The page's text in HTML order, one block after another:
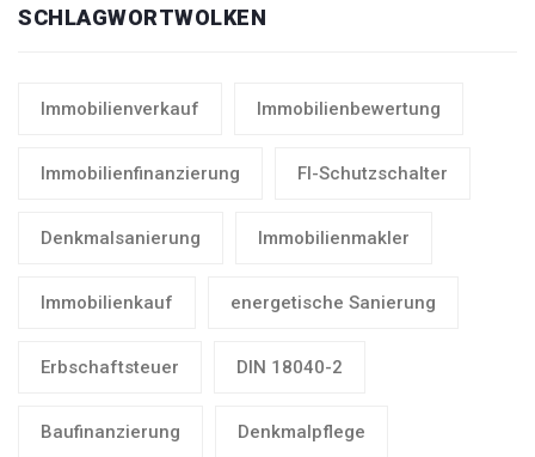
SCHLAGWORTWOLKEN
Immobilienverkauf Immobilienbewertung
Immobilienfinanzierung FI-Schutzschalter
Denkmalsanierung Immobilienmakler
Immobilienkauf energetische Sanierung
Erbschaftsteuer DIN 18040-2
Baufinanzierung Denkmalpflege